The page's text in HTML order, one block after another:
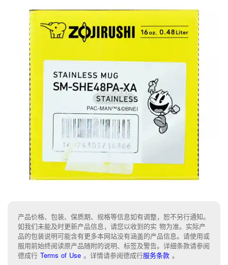
产品价格、包装、保质期、规格等信息如有调整，恕不另行通知。
如我们未能及时更新产品信息，请您以收到的实 物为准。实际产
品的包装说明可能含有更多本网站没有涵盖的产品信息。请使用或
服用前始终阅读原产品随附的说明、标签及警告。详细条款请参阅
德成行 Terms of Use 。 详情请参阅德成行服务条款 。